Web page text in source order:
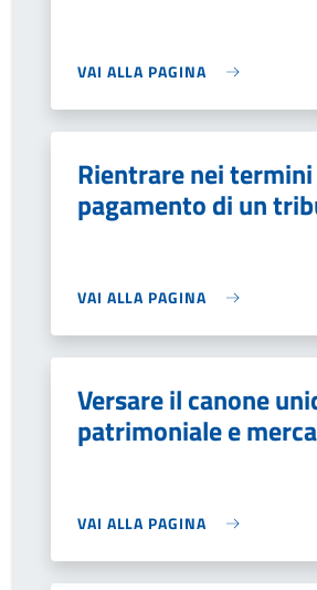
VAI ALLA PAGINA
Rientrare nei
pagamento di un
VAI ALLA PAGINA
Versare il canone
patrimoniale e
VAI ALLA PAGINA